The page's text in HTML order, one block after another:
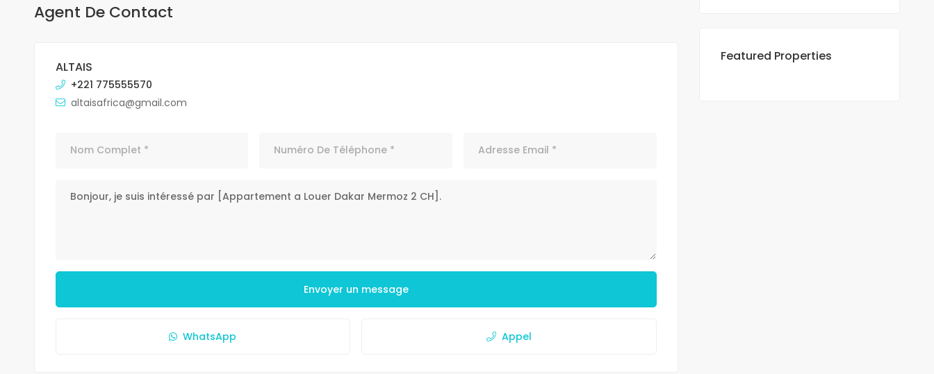
Agent De Contact
ALTAIS
+221 775555570
altaisafrica@gmail.com
Envoyer un message
WhatsApp Appel
Featured Properties